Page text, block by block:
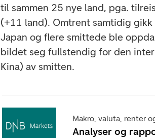
til sammen 25 nye land, pga.
(+11 land). Omtrent samtidig
Japan og flere smittede ble
bildet seg fullstendig for den
Kina) av smitten.
Makro, valuta, renter
Analyser og